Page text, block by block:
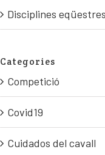
Disciplines eqüestres
Categories
Competició
Covid19
Cuidados del cavall